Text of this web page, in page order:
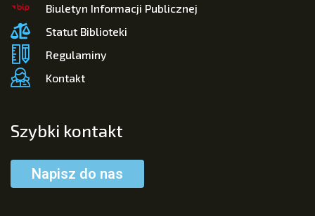
Biuletyn Informacji Publicznej
Statut Biblioteki
Regulaminy
Kontakt
Szybki kontakt
Napisz do nas